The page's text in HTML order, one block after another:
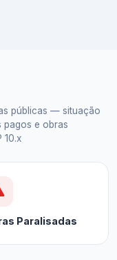
públicas — situação
pagos e obras
10.x
Paralisadas